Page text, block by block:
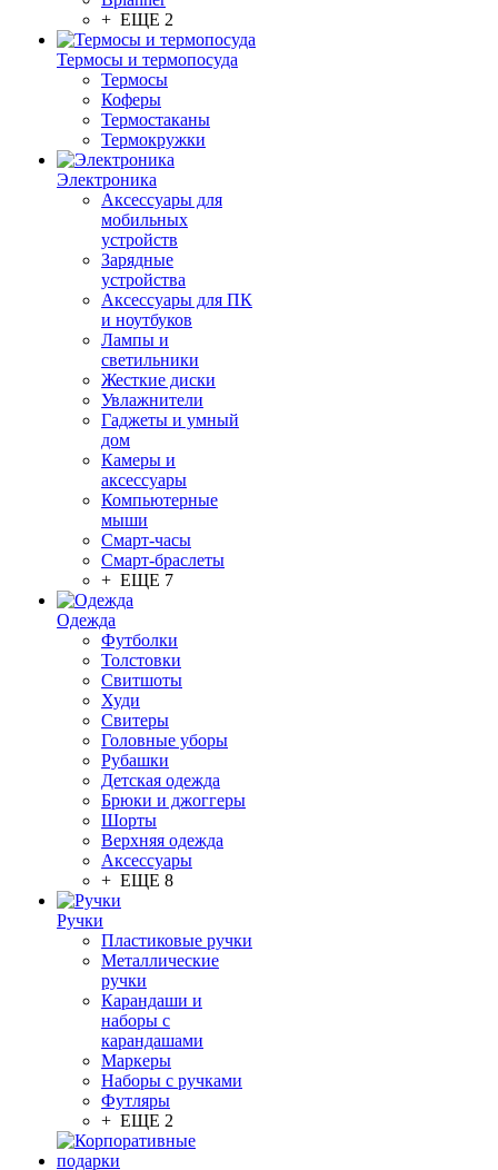
+ ЕЩЕ 2
Термосы и термопосуда
Термосы
Коферы
Термостаканы
Термокружки
Электроника
Аксессуары для
мобильных
устройств
Зарядные
устройства
Аксессуары для ПК
и ноутбуков
Лампы и
светильники
Жесткие диски
Увлажнители
Гаджеты и умный
дом
Камеры и
аксессуары
Компьютерные
мыши
Смарт-часы
Смарт-браслеты
+ ЕЩЕ 7
Одежда
Футболки
Толстовки
Свитшоты
Худи
Свитеры
Головные уборы
Рубашки
Детская одежда
Брюки и джоггеры
Шорты
Верхняя одежда
Аксессуары
+ ЕЩЕ 8
Ручки
Пластиковые ручки
Металлические
ручки
Карандаши и
наборы с
карандашами
Маркеры
Наборы с ручками
Футляры
+ ЕЩЕ 2